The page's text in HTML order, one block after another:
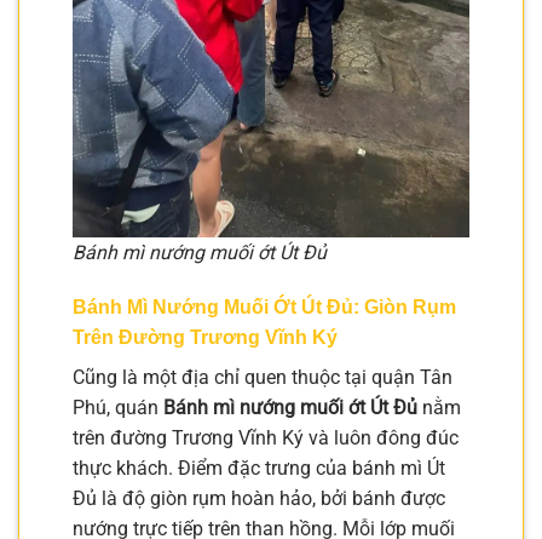
Bánh mì nướng muối ớt Út Đủ
Bánh Mì Nướng Muối Ớt Út Đủ: Giòn Rụm
Trên Đường Trương Vĩnh Ký
Cũng là một địa chỉ quen thuộc tại quận Tân
Phú, quán Bánh mì nướng muối ớt Út Đủ nằm
trên đường Trương Vĩnh Ký và luôn đông đúc
thực khách. Điểm đặc trưng của bánh mì Út
Đủ là độ giòn rụm hoàn hảo, bởi bánh được
nướng trực tiếp trên than hồng. Mỗi lớp muối